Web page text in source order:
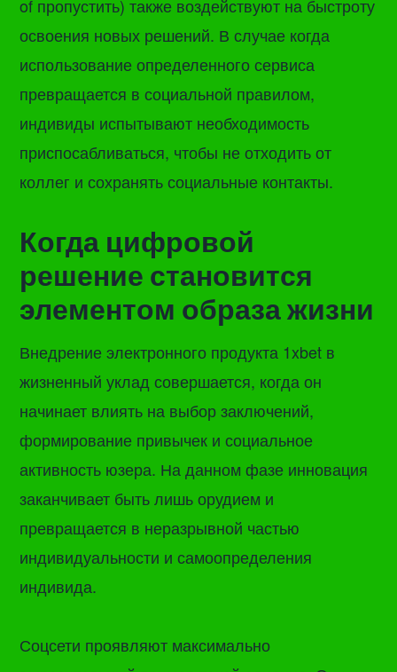
of пропустить) также воздействуют на быстроту
освоения новых решений. В случае когда
использование определенного сервиса
превращается в социальной правилом,
индивиды испытывают необходимость
приспосабливаться, чтобы не отходить от
коллег и сохранять социальные контакты.
Когда цифровой
решение становится
элементом образа жизни
Внедрение электронного продукта 1xbet в
жизненный уклад совершается, когда он
начинает влиять на выбор заключений,
формирование привычек и социальное
активность юзера. На данном фазе инновация
заканчивает быть лишь орудием и
превращается в неразрывной частью
индивидуальности и самоопределения
индивида.
Соцсети проявляют максимально